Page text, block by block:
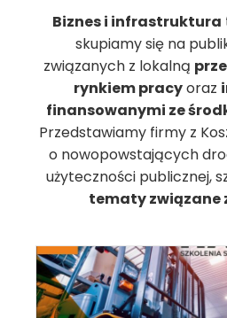
Biznes i infrastruktura
skupiamy się na
związanych z lokalną
rynkiem pracyoraz
finansowanymi ze
Przedstawiamy firmy z
o nowopowstających
użyteczności publicznej,
tematy związane